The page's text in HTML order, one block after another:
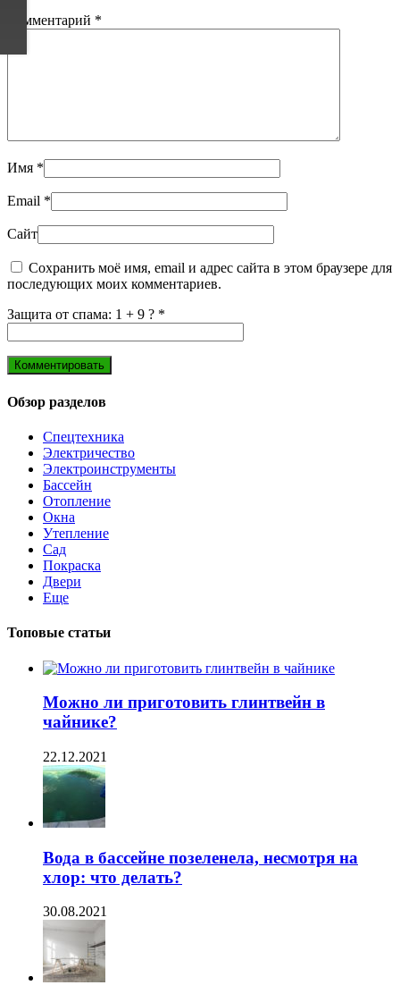
Комментарий *
Имя *
Email *
Сайт
Сохранить моё имя, email и адрес сайта в этом браузере для
последующих моих комментариев.
Защита от спама: 1 + 9 ? *
Обзор разделов
Спецтехника
Электричество
Электроинструменты
Бассейн
Отопление
Окна
Утепление
Сад
Покраска
Двери
Еще
Топовые статьи
Можно ли приготовить глинтвейн в
чайнике?
22.12.2021
Вода в бассейне позеленела, несмотря на
хлор: что делать?
30.08.2021